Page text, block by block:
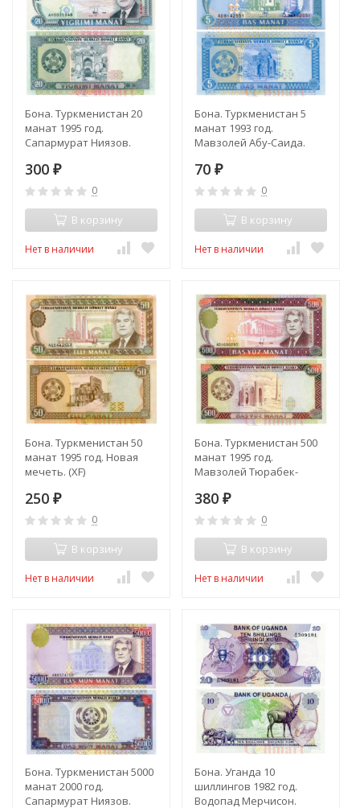
Бона. Туркменистан 20
манат 1995 год.
Сапармурат Ниязов.
300 ₽
0
В корзину
Нет в наличии
Бона. Туркменистан 5
манат 1993 год.
Мавзолей Абу-Саида.
70 ₽
0
В корзину
Нет в наличии
Бона. Туркменистан 50
манат 1995 год. Новая
мечеть. (XF)
250 ₽
0
В корзину
Нет в наличии
Бона. Туркменистан 500
манат 1995 год.
Мавзолей Тюрабек-
380 ₽
0
В корзину
Нет в наличии
Бона. Туркменистан 5000
манат 2000 год.
Сапармурат Ниязов.
Бона. Уганда 10
шиллингов 1982 год.
Водопад Мерчисон.